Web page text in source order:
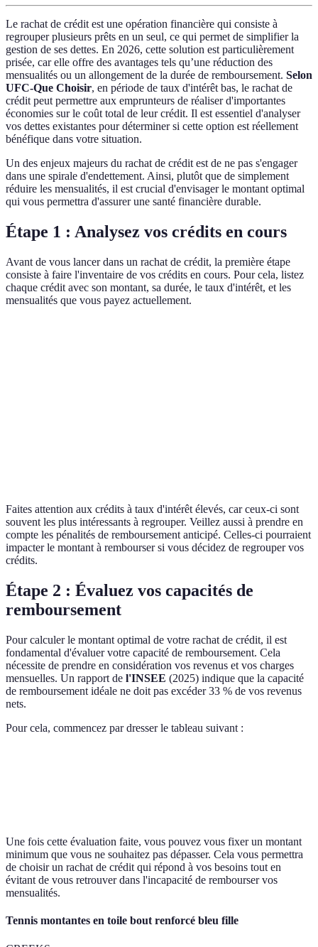
Le rachat de crédit est une opération financière qui consiste à
regrouper plusieurs prêts en un seul, ce qui permet de simplifier la
gestion de ses dettes. En 2026, cette solution est particulièrement
prisée, car elle offre des avantages tels qu’une réduction des
mensualités ou un allongement de la durée de remboursement. Selon
UFC-Que Choisir, en période de taux d'intérêt bas, le rachat de
crédit peut permettre aux emprunteurs de réaliser d'importantes
économies sur le coût total de leur crédit. Il est essentiel d'analyser
vos dettes existantes pour déterminer si cette option est réellement
bénéfique dans votre situation.
Un des enjeux majeurs du rachat de crédit est de ne pas s'engager
dans une spirale d'endettement. Ainsi, plutôt que de simplement
réduire les mensualités, il est crucial d'envisager le montant optimal
qui vous permettra d'assurer une santé financière durable.
Étape 1 : Analysez vos crédits en cours
Avant de vous lancer dans un rachat de crédit, la première étape
consiste à faire l'inventaire de vos crédits en cours. Pour cela, listez
chaque crédit avec son montant, sa durée, le taux d'intérêt, et les
mensualités que vous payez actuellement.
Faites attention aux crédits à taux d'intérêt élevés, car ceux-ci sont
souvent les plus intéressants à regrouper. Veillez aussi à prendre en
compte les pénalités de remboursement anticipé. Celles-ci pourraient
impacter le montant à rembourser si vous décidez de regrouper vos
crédits.
Étape 2 : Évaluez vos capacités de
remboursement
Pour calculer le montant optimal de votre rachat de crédit, il est
fondamental d'évaluer votre capacité de remboursement. Cela
nécessite de prendre en considération vos revenus et vos charges
mensuelles. Un rapport de l'INSEE (2025) indique que la capacité
de remboursement idéale ne doit pas excéder 33 % de vos revenus
nets.
Pour cela, commencez par dresser le tableau suivant :
Une fois cette évaluation faite, vous pouvez vous fixer un montant
minimum que vous ne souhaitez pas dépasser. Cela vous permettra
de choisir un rachat de crédit qui répond à vos besoins tout en
évitant de vous retrouver dans l'incapacité de rembourser vos
mensualités.
Tennis montantes en toile bout renforcé bleu fille